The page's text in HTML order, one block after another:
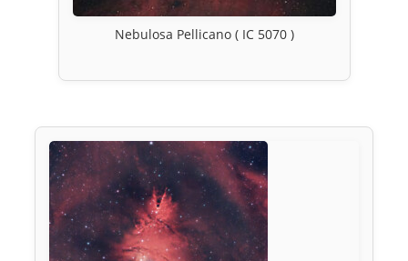
Nebulosa Pellicano ( IC 5070 )